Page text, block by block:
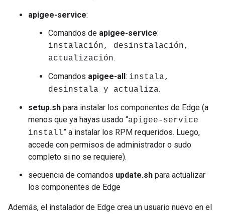
apigee-service:
Comandos de apigee-service:
instalación, desinstalación,
actualización.
Comandos apigee-all: instala,
desinstala y actualiza.
setup.sh para instalar los componentes de Edge (a
menos que ya hayas usado “apigee-service
install” a instalar los RPM requeridos. Luego,
accede con permisos de administrador o sudo
completo si no se requiere).
secuencia de comandos update.sh para actualizar
los componentes de Edge
Además, el instalador de Edge crea un usuario nuevo en el